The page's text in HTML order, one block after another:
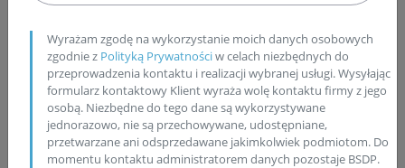
To my zamawiamy kuriera
Wyrażam zgodę na wykorzystanie moich danych osobowych
zgodnie z Polityką Prywatnościw celach niezbędnych do
przeprowadzenia kontaktu i realizacji wybranej usługi. Wysyłając
formularz kontaktowy Klient wyraża wolę kontaktu firmy z jego
osobą. Niezbędne do tego dane są wykorzystywane
jednorazowo, nie są przechowywane, udostępniane,
przetwarzane ani odsprzedawane jakimkolwiek podmiotom. Do
momentu kontaktu administratorem danych pozostaje BSDP.